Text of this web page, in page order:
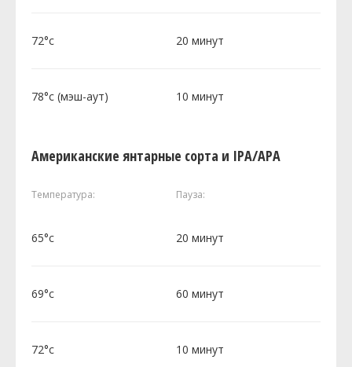
72°c 20 минут
78°c (мэш-аут) 10 минут
Американские янтарные сорта и IPA/APA
Температура: Пауза:
65°c 20 минут
69°c 60 минут
72°c 10 минут